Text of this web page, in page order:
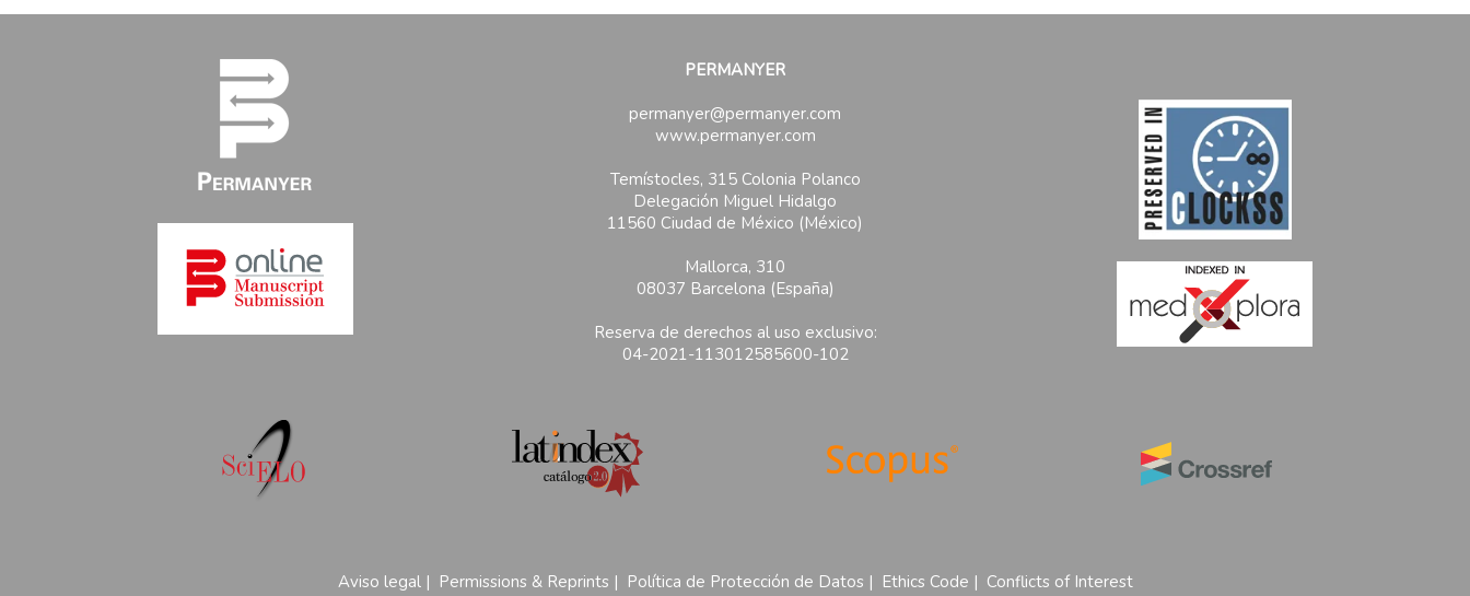
PERMANYER
permanyer@permanyer.com
www.permanyer.com
Temístocles, 315 Colonia Polanco
Delegación Miguel Hidalgo
11560 Ciudad de México (México)
Mallorca, 310
08037 Barcelona (España)
Reserva de derechos al uso exclusivo:
04-2021-113012585600-102
Aviso legal| Permissions & Reprints | Política de Protección de Datos | Ethics Code | Conflicts of Interest